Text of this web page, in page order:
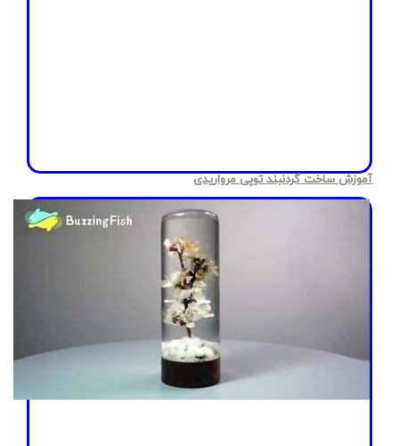
آموزش ساخت گردنبند توپی مرواریدی